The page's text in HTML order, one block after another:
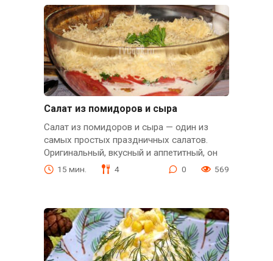
Салат из помидоров и сыра
Салат из помидоров и сыра — один из
самых простых праздничных салатов.
Оригинальный, вкусный и аппетитный, он
15 мин. 4 0 569